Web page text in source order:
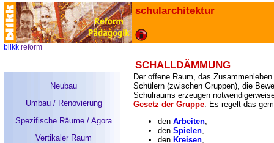
schularchitektur
blikk reform
SCHALLDÄMMUNG
Neubau
Umbau / Renovierung
Spezifische Räume / Agora
Vertikaler Raum
Der offene Raum, das
Schülern (zwischen Gruppen), die
Schulraums erzeugen
Gesetz der Gruppe. Es regelt das
den Arbeiten,
den Spielen,
den Kreisen,